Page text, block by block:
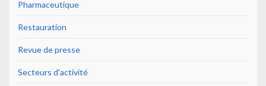
Pharmaceutique
Restauration
Revue de presse
Secteurs d'activité